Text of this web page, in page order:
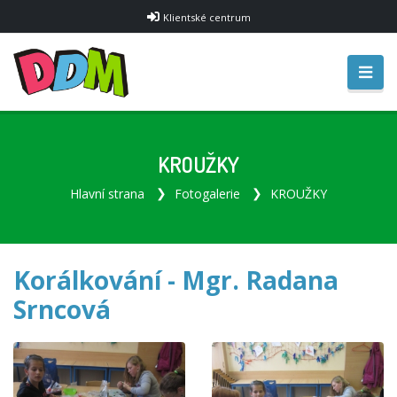
Klientské centrum
KROUŽKY
Hlavní strana Fotogalerie KROUŽKY
Korálkování - Mgr. Radana
Srncová